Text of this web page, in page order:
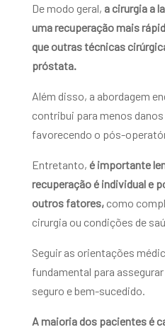
De modo geral, a cirurgia a
uma recuperação mais
que outras técnicas
próstata.
Além disso, a abordagem
contribui para menos
favorecendo o pós-
Entretanto, é importante
recuperação é individual e
outros fatores,como
cirurgia ou condições de
Seguir as orientações
fundamental para
seguro e bem-sucedido.
A maioria dos pacientes é